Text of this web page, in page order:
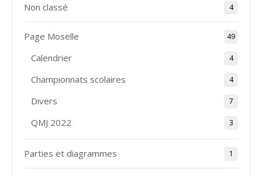
Non classé 4
Page Moselle 49
Calendrier 4
Championnats scolaires 4
Divers 7
QMJ 2022 3
Parties et diagrammes 1